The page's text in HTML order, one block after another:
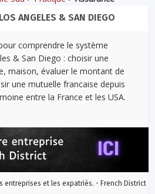
ANGELES & SAN DIEGO
comprendre le système
& San Diego : choisir une
maison, évaluer le montant de
une mutuelle francaise depuis
entre la France et les USA.
entreprises et les expatriés. - French District